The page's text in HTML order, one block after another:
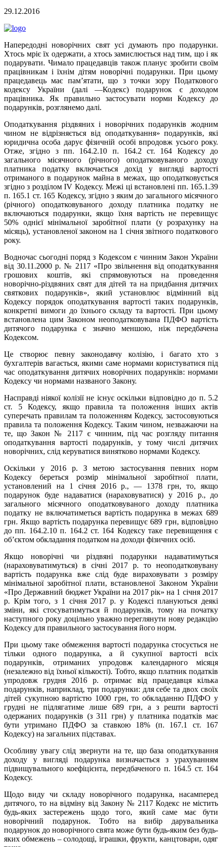
29.12.2016
Напередодні новорічних свят усі думають про подарунки.
Хтось мріє їх одержати, а хтось замислюється над тим, що і як
подарувати. Чимало працедавців також планує зробити своїм
працівникам і їхнім дітям новорічні подарунки. При цьому
працедавець має пам’ятати, що з точки зору Податкового
кодексу України (далі —Кодекс) подарунок є доходом
працівника. Як правильно застосувати норми Кодексу до
подарунків, розглянемо далі.
Оподаткування різдвяних і новорічних подарунків жодним
чином не відрізняється від оподаткування» подарунків, які
юридична особа дарує фізичній особі впродовж усього року.
Отже, згідно з пп. 164.2.10 п. 164.2 ст. 164 Кодексу до
загального місячного (річного) оподатковуваного доходу
платника податку включається дохід у вигляді вартості
отриманого в подарунок майна в межах, що оподатковується
згідно з розділом IV Кодексу. Межі ці встановлені пп. 165.1.39
п. 165.1 ст. 165 Кодексу, згідно з яким до загального місячного
(річного) оподатковуваного доходу платника податку не
включаються подарунки, якщо їхня вартість не перевищує
50% однієї мінімальної заробітної плати (у розрахунку на
місяць), установленої законом на 1 січня звітного податкового
року.
Водночас сьогодні поряд з Кодексом є чинним Закон України
від 30.11.2000 р. № 2117 «Про звільнення від оподаткування
грошових коштів, які спрямовуються на проведення
новорічно-різдвяних свят для дітей та на придбання дитячих
святкових подарунків», який установлює відмінний від
Кодексу порядок оподаткування вартості таких подарунків,
конкретні вимоги до їхнього складу та вартості. При цьому
встановлена цим Законом неоподатковувана ПДФО вартість
дитячого подарунка є значно меншою, ніж передбачена
Кодексом.
Це створює певну законодавчу колізію, і багато хто з
бухгалтерів вагається, якими саме нормами користуватися під
час оподаткування дитячих новорічних подарунків: нормами
Кодексу чи нормами названого Закону.
Насправді ніякої колізії не існує оскільки відповідно до п. 5.2
ст. 5 Кодексу, якщо правила та положення інших актів
суперечать правилам та положенням Кодексу, застосовуються
правила та положення Кодексу. Таким чином, незважаючи на
те, що Закон № 2117 є чинним, під час розгляду питання
оподаткування вартості подарунків, у тому числі дитячих
новорічних, слід керуватися винятково нормами Кодексу.
Оскільки у 2016 р. З метою застосування певних норм
Кодексу береться розмір мінімальної заробітної плати,
установлений на 1 січня 2016 р., — 1378 грн, то, якщо
подарунок буде надаватися (нараховуватися) у 2016 р., до
загального місячного оподатковуваного доходу платника
податку не включатиметься вартість подарунка в межах 689
грн. Якщо вартість подарунка перевищує 689 грн, відповідно
до пп. 164.2.10 п. 164.2 ст. 164 Кодексу таке перевищення є
об’єктом обкладання податком на доходи фізичних осіб.
Якщо новорічні чи різдвяні подарунки надаватимуться
(нараховуватимуться) в січні 2017 р. то неоподатковувану
вартість подарунка вже слід буде вираховувати з розміру
мінімальної заробітної плати, встановленої Законом України
«Про Державний бюджет України на 2017 рік» на 1 січня 2017
р. Крім того, з 1 січня 2017 р. у Кодексі плануються деякі
зміни, які стосуватимуться й подарунків, тому на початку
наступного року доцільно уважно переглянути нову редакцію
Кодексу для правильного застосування його норм.
При цьому таке обмеження вартості подарунка стосується не
тільки одного подарунка, а й сукупної вартості всіх
подарунків, отриманих упродовж календарного місяця
(незалежно від їхньої кількості). Тобто, якщо платник податків
упродовж грудня 2016 р. отримає від працедавця кілька
подарунків, наприклад, три подарунки: для себе та двох своїх
дітей сукупною вартістю 1000 грн, то обкладанню ПДФО у
грудні не підлягатиме лише 689 грн, а з решти вартості
одержаних подарунків (з 311 грн) у платника податків має
бути утримано ПДФО за ставкою 18% (п. 167.1 ст. 167
Кодексу) на загальних підставах.
Особливу увагу слід звернути на те, що база оподаткування
доходу у вигляді подарунка визначається з урахуванням
підвищувального коефіцієнта, передбаченого п. 164.5 ст. 164
Кодексу.
Щодо виду чи складу новорічного подарунка, насамперед
дитячого, то на відміну від Закону № 2117 Кодекс не містить
будь-яких застережень щодо того, який саме має бути
новорічний подарунок. Тобто на вибір дарувальника
подарунок до новорічного свята може бути будь-яким без будь-
яких обмежень – солодощі, іграшки, фрукти, канцтовари, одяг